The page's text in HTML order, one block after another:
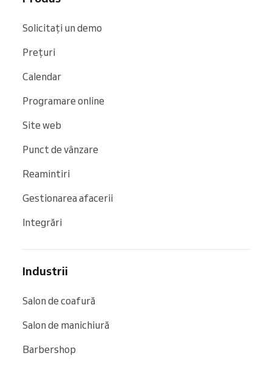
Solicitați un demo
Prețuri
Calendar
Programare online
Site web
Punct de vânzare
Reamintiri
Gestionarea afacerii
Integrări
Industrii
Salon de coafură
Salon de manichiură
Barbershop